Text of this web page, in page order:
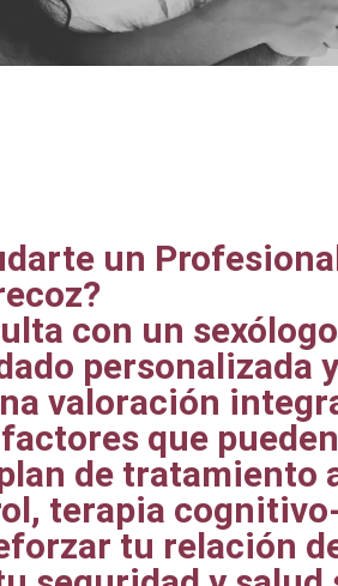
un
con un
personalizada
valoración
que
de
terapia
tu relación